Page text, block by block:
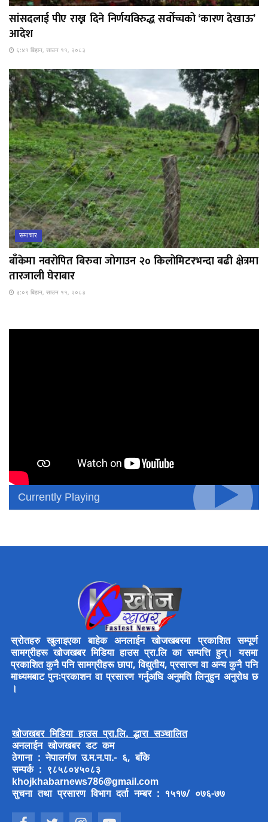
सांसदलाई पीए राख्न दिने निर्णयविरुद्ध सर्वोच्चको ‘कारण देखाऊ’
आदेश
६:४१ बिहान, साउन ११, २०८३
समाचार
बाँकेमा नवरोपित बिरुवा जोगाउन २० किलोमिटरभन्दा बढी क्षेत्रमा
तारजाली घेराबार
३:०९ बिहान, साउन ११, २०८३
Currently Playing
स्रोतहरु खुलाइएका बाहेक अनलाईन खोजखबरमा प्रकाशित सम्पूर्ण
सामग्रीहरू खोजखबर मिडिया हाउस प्रा.लि का सम्पत्ति हुन्। यसमा
प्रकाशित कुनै पनि सामग्रीहरू छापा, विद्युतीय, प्रसारण वा अन्य कुनै पनि
माध्यमबाट पुनःप्रकाशन वा प्रसारण गर्नुअघि अनुमति लिनुहुन अनुरोध छ
।
खोजखबर मिडिया हाउस प्रा.लि. द्धारा सञ्चालित
अनलाईन खोजखबर डट कम
ठेगाना : नेपालगंज उ.म.न.पा.- ६, बाँके
सम्पर्क : ९८५८०४५०८३
khojkhabarnews786@gmail.com
सुचना तथा प्रसारण विभाग दर्ता नम्बर : १५१७/ ०७६-७७